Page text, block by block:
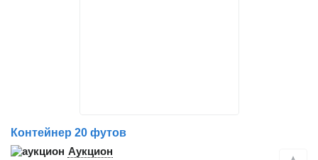
Контейнер 20 футов
Аукцион